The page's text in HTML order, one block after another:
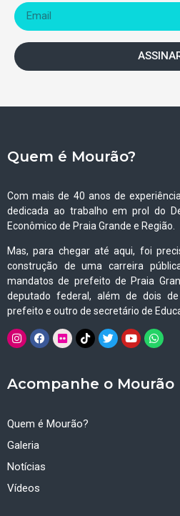
Quem é Mourão?
Com mais de 40 anos de
dedicada ao trabalho em prol do
Econômico de Praia Grande e Região.
Mas, para chegar até aqui, foi
construção de uma carreira
mandatos de prefeito de Praia
deputado federal, além de dois
prefeito e outro de secretário de
Acompanhe o Mourão
Quem é Mourão?
Galeria
Notícias
Vídeos